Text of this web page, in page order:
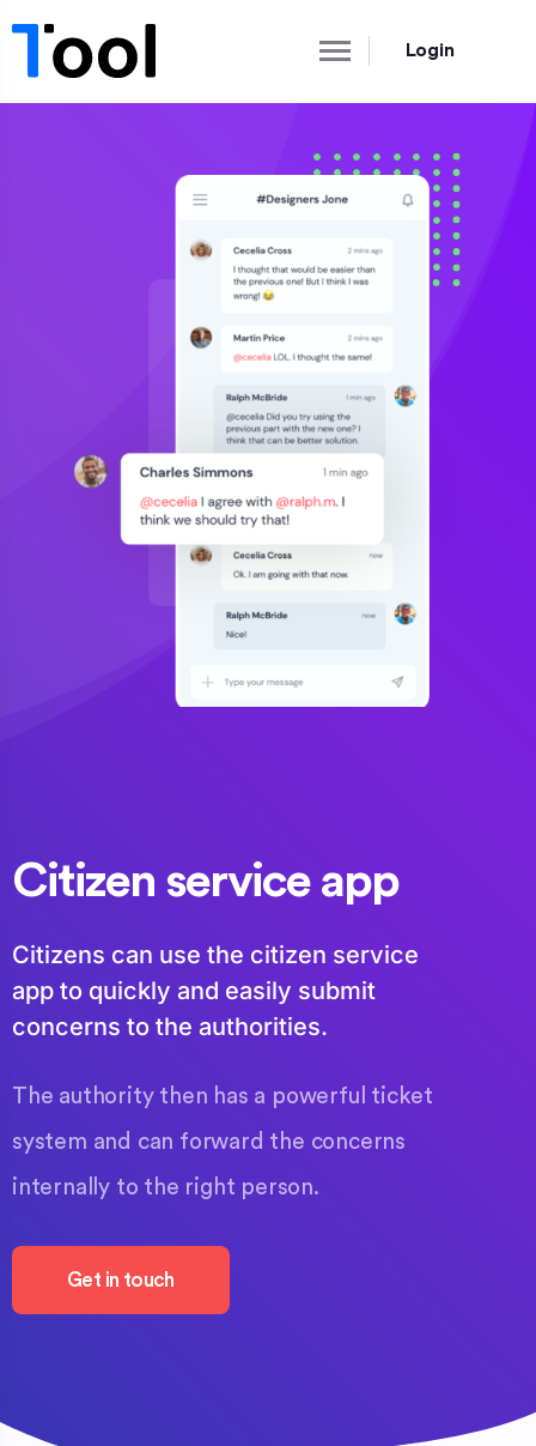
Login
Citizen service app
Citizens can use the citizen service
app to quickly and easily submit
concerns to the authorities.
The authority then has a powerful ticket
system and can forward the concerns
internally to the right person.
Get in touch